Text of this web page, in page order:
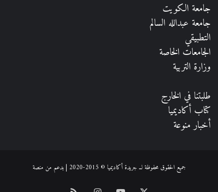
جامعة الكويت
جامعة عبدالله السالم
التطبيقي
الجامعات الخاصة
وزارة التربية
طلبتنا في الخارج
كتاب أكاديميا
أخبار منوعة
جميع الحقوق محفوظة لــ جريدة أكاديميا © 2015-2020 | بدعم من منصة